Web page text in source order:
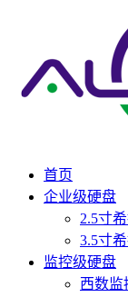
首页
企业级硬盘
2.5寸
3.5寸
监控级硬盘
西数监